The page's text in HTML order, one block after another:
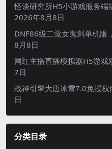
怪谈研究所H5小游戏服务端
2026年8月8日
DNF86级二觉女鬼剑单机版
8月8日
网红主播直播模拟器H5游戏
7日
战神引擎大唐冰雪7.0免授权
日
分类目录